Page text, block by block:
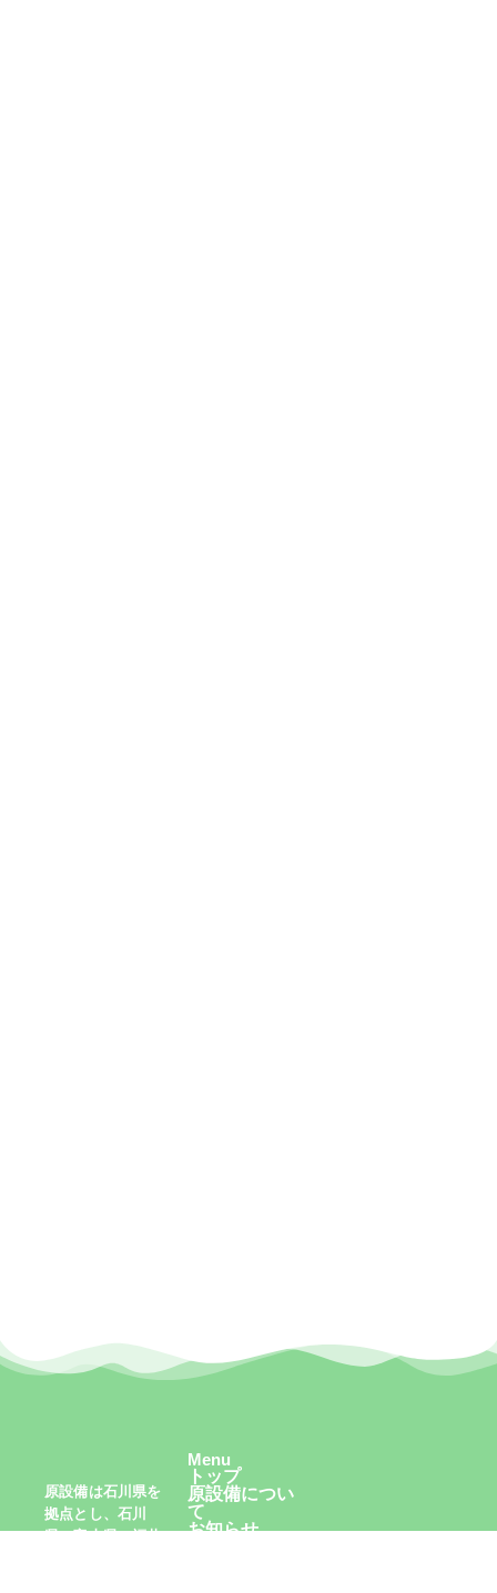
原設備は石川県を
拠点とし、石川
県・富山県・福井
Menu
トップ
原設備につい
て
お知らせ